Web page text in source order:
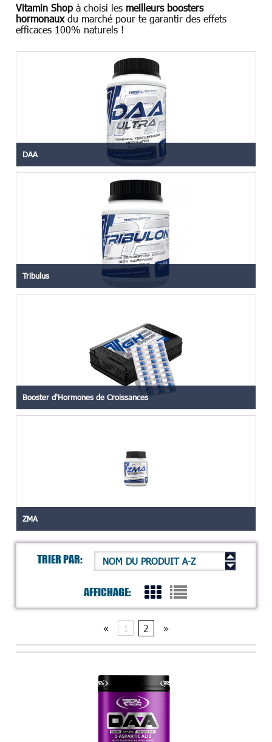
Vitamin Shop à choisi les meilleurs boosters
hormonauxdu marché pour te garantir des effets
efficaces 100% naturels !
DAA
Tribulus
Booster d'Hormones de Croissances
ZMA
TRIER PAR: NOM DU PRODUIT A-Z
AFFICHAGE:
« 1 2 »